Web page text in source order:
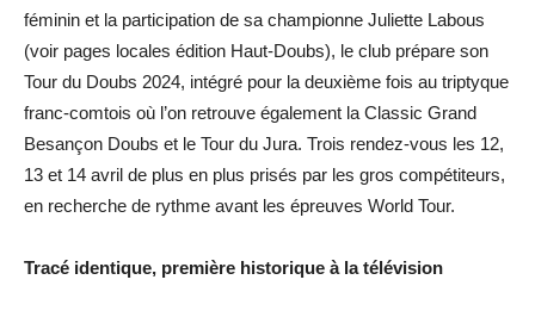
féminin et la participation de sa championne Juliette Labous
(voir pages locales édition Haut-Doubs), le club prépare son
Tour du Doubs 2024, intégré pour la deuxième fois au triptyque
franc-comtois où l’on retrouve également la Classic Grand
Besançon Doubs et le Tour du Jura. Trois rendez-vous les 12,
13 et 14 avril de plus en plus prisés par les gros compétiteurs,
en recherche de rythme avant les épreuves World Tour.
Tracé identique, première historique à la télévision